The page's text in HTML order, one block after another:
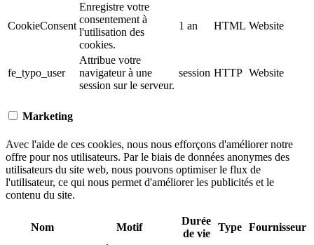
CookieConsent
Enregistre votre
consentement à
l'utilisation des
cookies.
1 an HTML Website
fe_typo_user
Attribue votre
navigateur à une
session sur le serveur.
session HTTP Website
Marketing
Avec l'aide de ces cookies, nous nous efforçons d'améliorer notre
offre pour nos utilisateurs. Par le biais de données anonymes des
utilisateurs du site web, nous pouvons optimiser le flux de
l'utilisateur, ce qui nous permet d'améliorer les publicités et le
contenu du site.
Nom Motif
Durée
de vie
Type Fournisseur